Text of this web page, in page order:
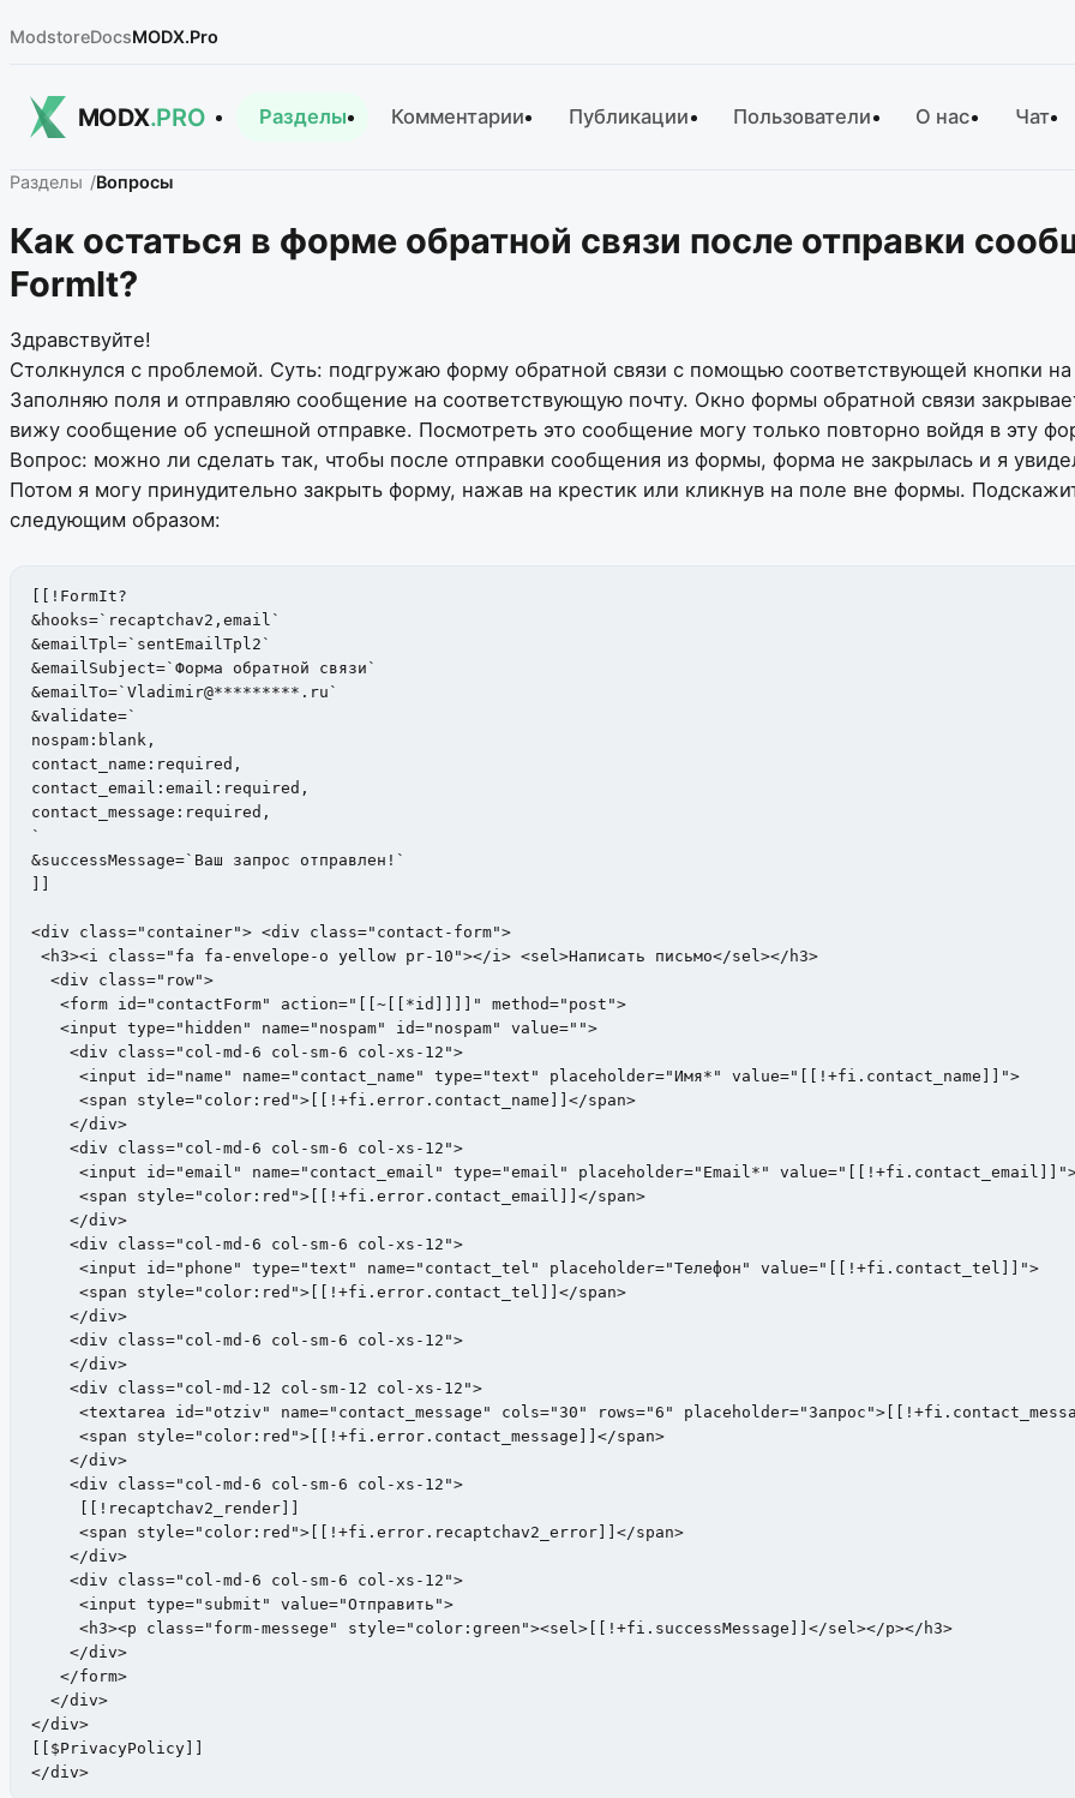
ModstoreDocsMODX.Pro
MODX.PRO Разделы Комментарии Публикации Пользователи О нас Чат
Разделы Вопросы
Как остаться в форме обратной связи после отправки
FormIt?
Здравствуйте!
Столкнулся с проблемой. Суть: подгружаю форму обратной связи с помощью соответствующей кнопки на
Заполняю поля и отправляю сообщение на соответствующую почту. Окно формы обратной связи
вижу сообщение об успешной отправке. Посмотреть это сообщение могу только повторно войдя в эту
Вопрос: можно ли сделать так, чтобы после отправки сообщения из формы, форма не закрылась и я
Потом я могу принудительно закрыть форму, нажав на крестик или кликнув на поле вне формы.
следующим образом:
[[!FormIt?
&hooks=`recaptchav2,email`
&emailTpl=`sentEmailTpl2`
&emailSubject=`Форма обратной связи`
&emailTo=`Vladimir@*********.ru`
&validate=`
nospam:blank,
contact_name:required,
contact_email:email:required,
contact_message:required,
`
&successMessage=`Ваш запрос отправлен!`
]]
<div class="container"> <div class="contact-form">
<h3><i class="fa fa-envelope-o yellow pr-10"></i> <sel>Написать письмо</sel></h3>
  <div class="row">
   <form id="contactForm" action="[[~[[*id]]]]" method="post">
   <input type="hidden" name="nospam" id="nospam" value="">
    <div class="col-md-6 col-sm-6 col-xs-12">
     <input id="name" name="contact_name" type="text" placeholder="Имя*" value="[[!+fi.contact_name]]">
     <span style="color:red">[[!+fi.error.contact_name]]</span>
    </div>
    <div class="col-md-6 col-sm-6 col-xs-12">
<input id="email" name="contact_email" type="email" placeholder="Email*"
     <span style="color:red">[[!+fi.error.contact_email]]</span>
    </div>
    <div class="col-md-6 col-sm-6 col-xs-12">
     <input id="phone" type="text" name="contact_tel" placeholder="Телефон" value="[[!+fi.contact_tel]]">
     <span style="color:red">[[!+fi.error.contact_tel]]</span>
    </div>
    <div class="col-md-6 col-sm-6 col-xs-12">
    </div>
    <div class="col-md-12 col-sm-12 col-xs-12">
<textarea id="otziv" name="contact_message" cols="30" rows="6"
     <span style="color:red">[[!+fi.error.contact_message]]</span>
    </div>
    <div class="col-md-6 col-sm-6 col-xs-12">
     [[!recaptchav2_render]]
     <span style="color:red">[[!+fi.error.recaptchav2_error]]</span>
    </div>
    <div class="col-md-6 col-sm-6 col-xs-12">
     <input type="submit" value="Отправить">
     <h3><p class="form-messege" style="color:green"><sel>[[!+fi.successMessage]]</sel></p></h3>
    </div>
   </form>
  </div>
</div>
[[$PrivacyPolicy]]
</div>